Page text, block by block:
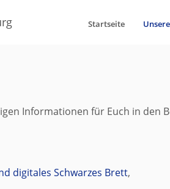
Startseite
Informationen für Euch in den
digitales Schwarzes Brett,